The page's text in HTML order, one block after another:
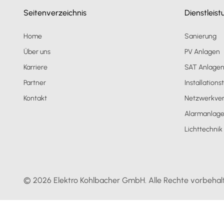
Seitenverzeichnis
Home
Über uns
Karriere
Partner
Kontakt
Sanierung
PV Anlagen
SAT Anlagen
Lichttechnik
© 2026 Elektro Kohlbacher GmbH. Alle Rechte